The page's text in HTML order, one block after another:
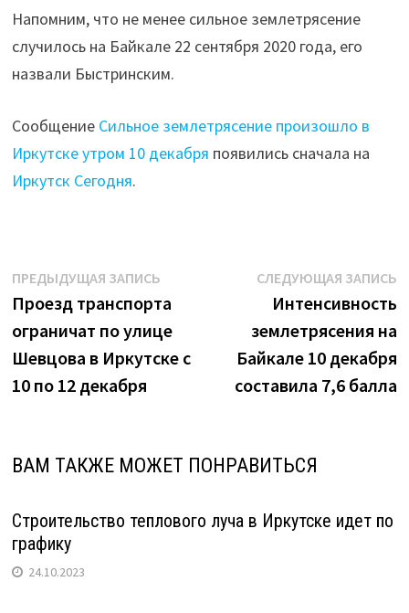
Напомним, что не менее сильное землетрясение
случилось на Байкале 22 сентября 2020 года, его
назвали Быстринским.
Сообщение Сильное землетрясение произошло в
Иркутске утром 10 декабря появились сначала на
Иркутск Сегодня.
Навигация
по
записям
ПРЕДЫДУЩАЯ ЗАПИСЬПредыдущая
запись:
Проезд транспорта
ограничат по улице
Шевцова в Иркутске с
10 по 12 декабря
СЛЕДУЮЩАЯ ЗАПИСЬ
Интенсивность
землетрясения на
Байкале 10 декабря
составила 7,6 балла
ВАМ ТАКЖЕ МОЖЕТ ПОНРАВИТЬСЯ
Строительство теплового луча в Иркутске идет по
графику
24.10.2023